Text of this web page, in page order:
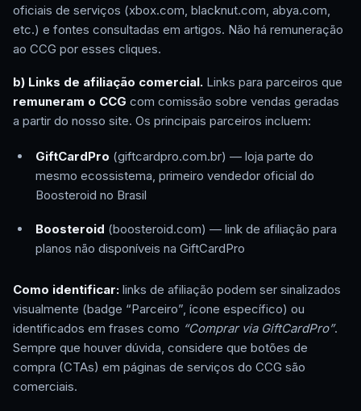
oficiais de serviços (xbox.com, blacknut.com, abya.com,
etc.) e fontes consultadas em artigos. Não há remuneração
ao CCG por esses cliques.
b) Links de afiliação comercial. Links para parceiros que
remuneram o CCG com comissão sobre vendas geradas
a partir do nosso site. Os principais parceiros incluem:
GiftCardPro (giftcardpro.com.br) — loja parte do
mesmo ecossistema, primeiro vendedor oficial do
Boosteroid no Brasil
Boosteroid (boosteroid.com) — link de afiliação para
planos não disponíveis na GiftCardPro
Como identificar: links de afiliação podem ser sinalizados
visualmente (badge “Parceiro”, ícone específico) ou
identificados em frases como “Comprar via GiftCardPro”.
Sempre que houver dúvida, considere que botões de
compra (CTAs) em páginas de serviços do CCG são
comerciais.